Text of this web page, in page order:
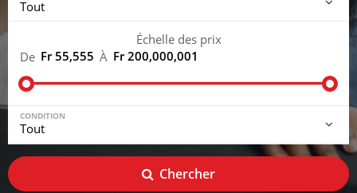
Échelle des prix
De Fr 55,555 À Fr 200,000,001
CONDITION
Chercher